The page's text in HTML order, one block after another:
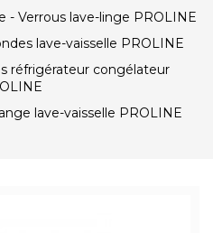
- Verrous lave-linge PROLINE
lave-vaisselle PROLINE
réfrigérateur congélateur
lave-vaisselle PROLINE